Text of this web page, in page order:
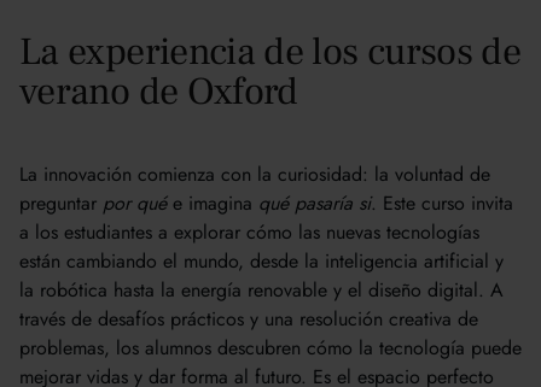
La experiencia de los cursos de
verano de Oxford
La innovación comienza con la curiosidad: la voluntad de
preguntar por quée imagina qué pasaría si. Este curso invita
a los estudiantes a explorar cómo las nuevas tecnologías
están cambiando el mundo, desde la inteligencia artificial y
la robótica hasta la energía renovable y el diseño digital. A
través de desafíos prácticos y una resolución creativa de
problemas, los alumnos descubren cómo la tecnología puede
mejorar vidas y dar forma al futuro. Es el espacio perfecto